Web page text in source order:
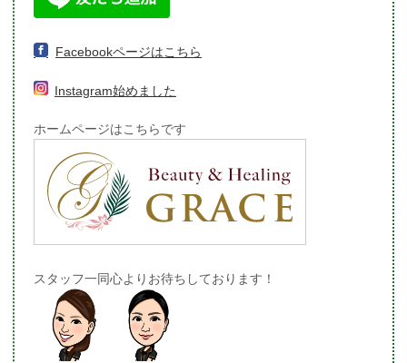
Facebookページはこちら
Instagram始めました
ホームページはこちらです
スタッフ一同心よりお待ちしております！